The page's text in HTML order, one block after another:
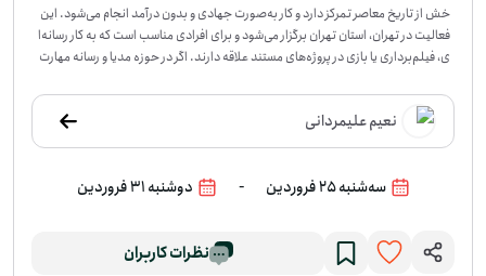
خش از تاریخ معاصر تمرکز دارد و کار به‌صورت جهادی و بدون درآمد انجام می‌شود. این
فعالیت در تهران، استان تهران برگزار می‌شود و برای افرادی مناسب است که به کار رسانه‌ا
ی، فیلم‌برداری یا بازی در پروژه‌های مستند علاقه دارند. اگر در حوزه مدیا و رسانه مهارت
د جای مناسبی برای به‌کارگیری توانایی شما باشد. اگر مایلید در این پروژه داوطلبانه متع
هدانه و جدی حضور داشته باشید، برای پیوستن اعلام آمادگی کنید.
نعیم علیمردانی
سه‌شنبه 25 فروردین - دوشنبه 31 فروردین
نظرات کاربران